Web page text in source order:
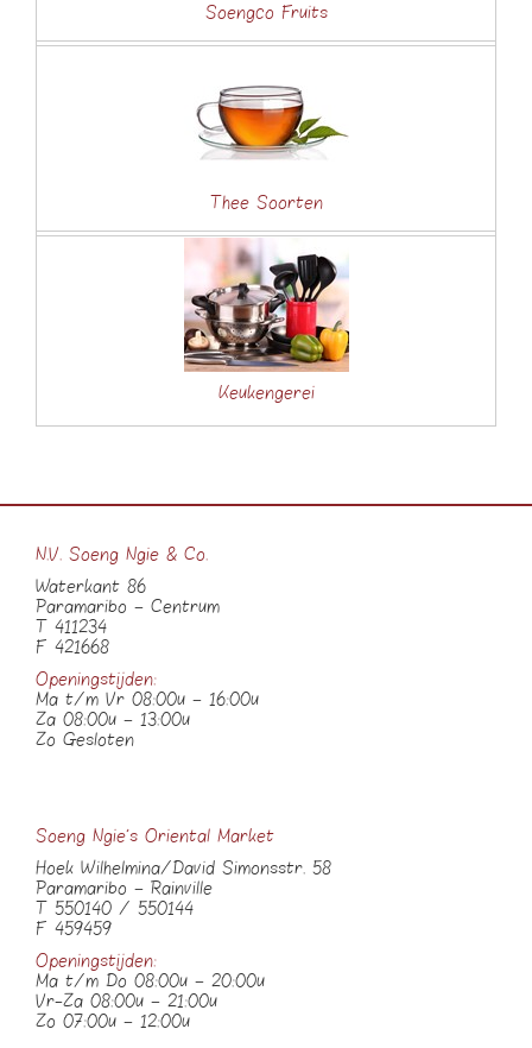
Soengco Fruits
Thee Soorten
Keukengerei
N.V. Soeng Ngie & Co.
Waterkant 86
Paramaribo – Centrum
T 411234
F 421668
Openingstijden:
Ma t/m Vr 08:00u – 16:00u
Za 08:00u – 13:00u
Zo Gesloten
Soeng Ngie’s Oriental Market
Hoek Wilhelmina/David Simonsstr. 58
Paramaribo – Rainville
T 550140 / 550144
F 459459
Openingstijden:
Ma t/m Do 08:00u – 20:00u
Vr-Za 08:00u – 21:00u
Zo 07:00u – 12:00u